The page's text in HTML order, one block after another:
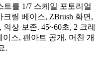
를 1/7 스케일 포토리얼
릴 베이스, ZBrush 화면,
상 보존. 45~60초, 2 크레
이스, 팬아트 공개, 머천 개
.